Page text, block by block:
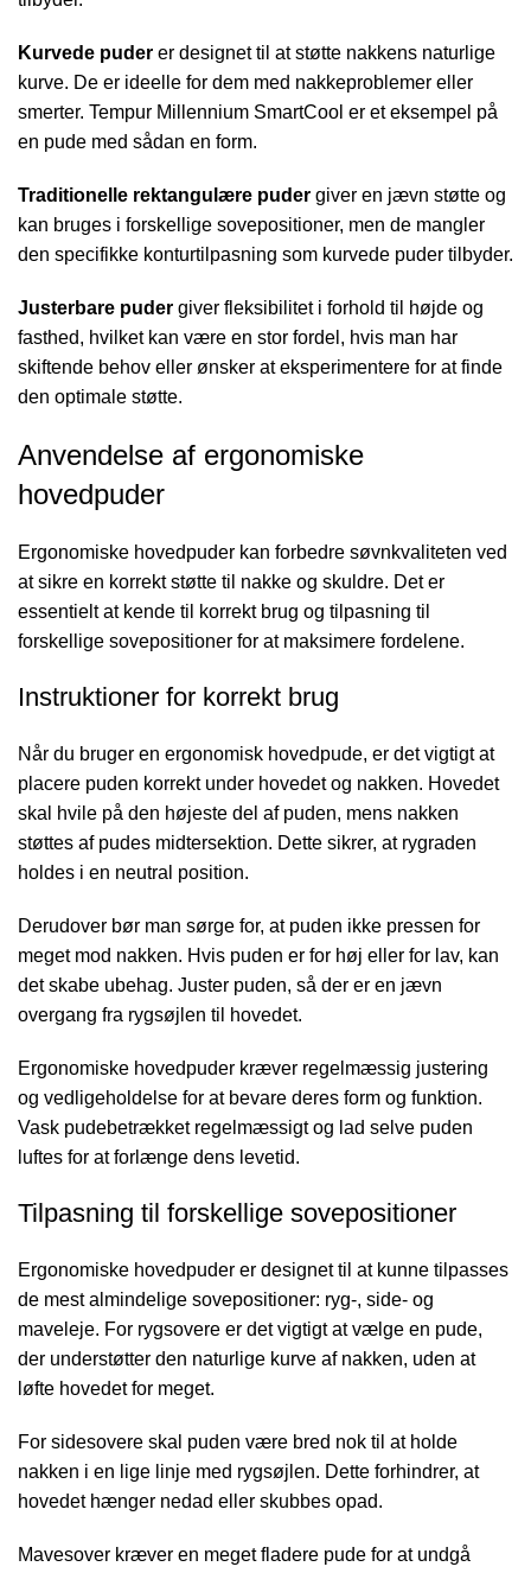
Kurvede puder er designet til at støtte nakkens naturlige
kurve. De er ideelle for dem med nakkeproblemer eller
smerter. Tempur Millennium SmartCool er et eksempel på
en pude med sådan en form.
Traditionelle rektangulære puder giver en jævn støtte og
kan bruges i forskellige sovepositioner, men de mangler
den specifikke konturtilpasning som kurvede puder tilbyder.
Justerbare puder giver fleksibilitet i forhold til højde og
fasthed, hvilket kan være en stor fordel, hvis man har
skiftende behov eller ønsker at eksperimentere for at finde
den optimale støtte.
Anvendelse af ergonomiske
hovedpuder
Ergonomiske hovedpuder kan forbedre søvnkvaliteten ved
at sikre en korrekt støtte til nakke og skuldre. Det er
essentielt at kende til korrekt brug og tilpasning til
forskellige sovepositioner for at maksimere fordelene.
Instruktioner for korrekt brug
Når du bruger en ergonomisk hovedpude, er det vigtigt at
placere puden korrekt under hovedet og nakken. Hovedet
skal hvile på den højeste del af puden, mens nakken
støttes af pudes midtersektion. Dette sikrer, at rygraden
holdes i en neutral position.
Derudover bør man sørge for, at puden ikke pressen for
meget mod nakken. Hvis puden er for høj eller for lav, kan
det skabe ubehag. Juster puden, så der er en jævn
overgang fra rygsøjlen til hovedet.
Ergonomiske hovedpuder kræver regelmæssig justering
og vedligeholdelse for at bevare deres form og funktion.
Vask pudebetrækket regelmæssigt og lad selve puden
luftes for at forlænge dens levetid.
Tilpasning til forskellige sovepositioner
Ergonomiske hovedpuder er designet til at kunne tilpasses
de mest almindelige sovepositioner: ryg-, side- og
maveleje. For rygsovere er det vigtigt at vælge en pude,
der understøtter den naturlige kurve af nakken, uden at
løfte hovedet for meget.
For sidesovere skal puden være bred nok til at holde
nakken i en lige linje med rygsøjlen. Dette forhindrer, at
hovedet hænger nedad eller skubbes opad.
Mavesover kræver en meget fladere pude for at undgå